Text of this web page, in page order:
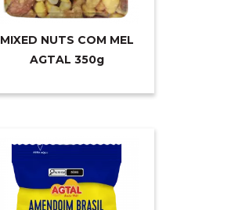
MIXED NUTS COM MEL
AGTAL 350g